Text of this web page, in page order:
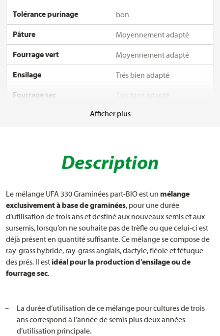
Tolérance purinage
bon
Pâture
Moyennement adapté
Fourrage vert
Moyennement adapté
Ensilage
Trés bien adapté
Fourrage sec
Trés bien adapté
Recommendation pour
Moins adapté
sols perméables et secs
Durée d'utilisation
3 ans (année de semis plus
deux années d'utilisation)
Densité de semis, semis
optimale (kg/ha)
27
Nombre d'utilisations par
Période de semis jusqu’a
Fin septembre
Afficher plus
Description
Le mélange UFA 330 Graminées part-BIO est un mélange
exclusivement à base de graminées, pour une durée
d’utilisation de trois ans et destiné aux nouveaux semis et aux
sursemis, lorsqu’on ne souhaite pas de trèfle ou que celui-ci est
déjà présent en quantité suffisante. Ce mélange se compose de
ray-grass hybride, ray-grass anglais, dactyle, fléole et fétuque
des prés. Il est idéal pour la production d’ensilage ou de
fourrage sec.
La durée d’utilisation de ce mélange pour cultures de trois
ans correspond à l’année de semis plus deux années
d’utilisation principale.